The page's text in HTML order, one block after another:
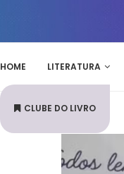
HOME LITERATURA
CLUBE DO LIVRO